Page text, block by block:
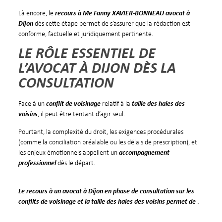
Là encore, le recours à Me Fanny XAVIER-BONNEAU avocat à
Dijondès cette étape permet de s’assurer que la rédaction est
conforme, factuelle et juridiquement pertinente.
LE RÔLE ESSENTIEL DE
L’AVOCAT À DIJON DÈS LA
CONSULTATION
Face à un conflit de voisinagerelatif à la taille des haies des
voisins, il peut être tentant d’agir seul.
Pourtant, la complexité du droit, les exigences procédurales
(comme la conciliation préalable ou les délais de prescription), et
les enjeux émotionnels appellent un accompagnement
professionneldès le départ.
Le recours à un avocat à Dijon en phase de consultation sur les
conflits de voisinage et la taille des haies des voisins permet de: